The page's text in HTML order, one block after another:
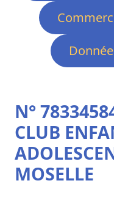
N°
CLUB
MOSELLE